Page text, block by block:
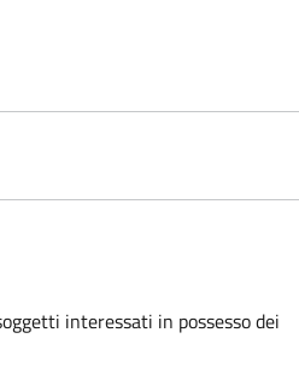
interessati in possesso dei